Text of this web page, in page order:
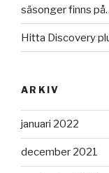
säsonger finns
Hitta Discovery
ARKIV
januari 2022
december 2021